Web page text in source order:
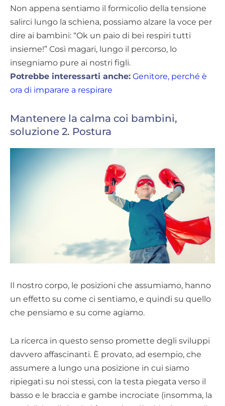
Non appena sentiamo il formicolio della tensione
salirci lungo la schiena, possiamo alzare la voce per
dire ai bambini: “Ok un paio di bei respiri tutti
insieme!” Così magari, lungo il percorso, lo
insegniamo pure ai nostri figli.
Potrebbe interessarti anche: Genitore, perché è
ora di imparare a respirare
Mantenere la calma coi bambini,
soluzione 2. Postura
Il nostro corpo, le posizioni che assumiamo, hanno
un effetto su come ci sentiamo, e quindi su quello
che pensiamo e su come agiamo.
La ricerca in questo senso promette degli sviluppi
davvero affascinanti. È provato, ad esempio, che
assumere a lungo una posizione in cui siamo
ripiegati su noi stessi, con la testa piegata verso il
basso e le braccia e gambe incrociate (insomma, la